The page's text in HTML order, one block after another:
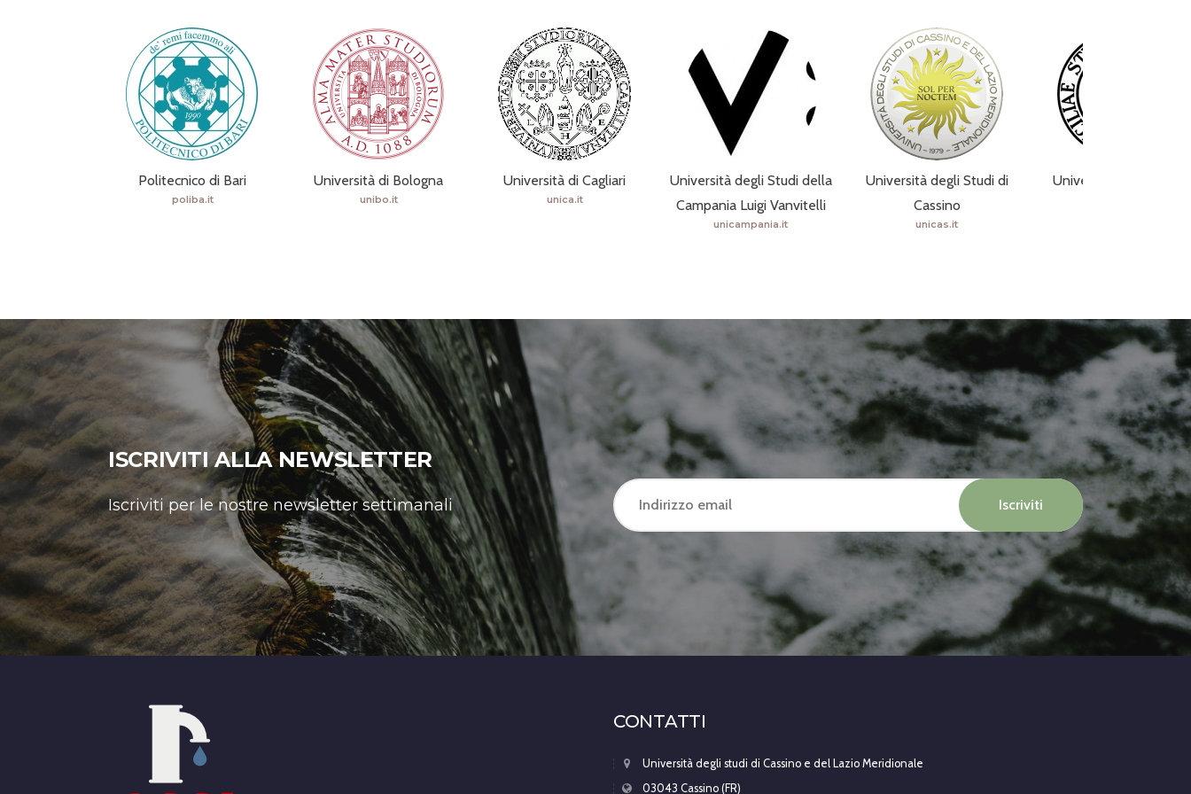
Politecnico di Bari
poliba.it
Università di Bologna
unibo.it
Università di Cagliari
unica.it
Università degli Studi della
Campania Luigi Vanvitelli
unicampania.it
Università degli Studi di
Cassino
unicas.it
Università degli studi
ISCRIVITI ALLA NEWSLETTER
Iscriviti per le nostre newsletter settimanali
CONTATTI
Università degli studi di Cassino e del Lazio Meridionale
03043 Cassino (FR)